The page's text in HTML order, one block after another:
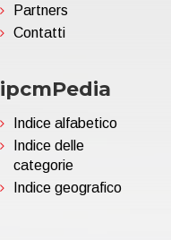
Partners
Contatti
ipcmPedia
Indice alfabetico
Indice delle
categorie
Indice geografico